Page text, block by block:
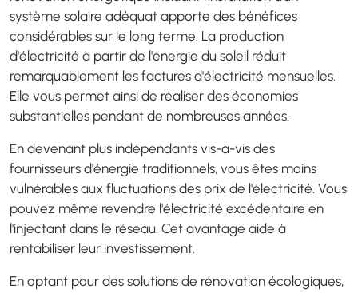
système solaire adéquat apporte des bénéfices
considérables sur le long terme. La production
d'électricité à partir de l'énergie du soleil réduit
remarquablement les factures d'électricité mensuelles.
Elle vous permet ainsi de réaliser des économies
substantielles pendant de nombreuses années.
En devenant plus indépendants vis-à-vis des
fournisseurs d'énergie traditionnels, vous êtes moins
vulnérables aux fluctuations des prix de l'électricité. Vous
pouvez même revendre l'électricité excédentaire en
l'injectant dans le réseau. Cet avantage aide à
rentabiliser leur investissement.
En optant pour des solutions de rénovation écologiques,